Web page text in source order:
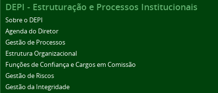
DEPI - Estruturação e Processos Institucionais
Sobre o DEPI
Agenda do Diretor
Gestão de Processos
Estrutura Organizacional
Funções de Confiança e Cargos em Comissão
Gestão de Riscos
Gestão da Integridade